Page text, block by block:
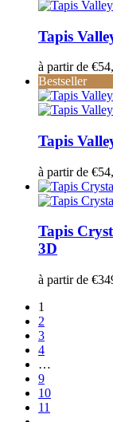
Tapis
à partir de €
Bestseller
Tapis
à partir de €
Tapis
3D
à partir de €
1
2
3
4
…
9
10
11